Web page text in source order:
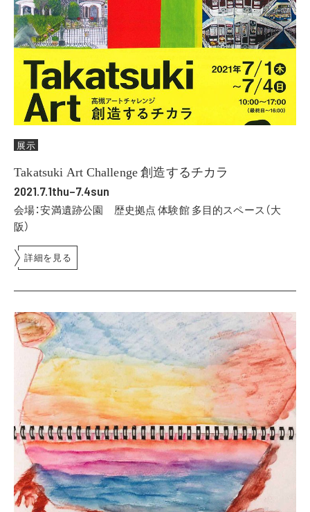
展示
Takatsuki Art Challenge 創造するチカラ
2021.7.1thu–7.4sun
会場：安満遺跡公園 歴史拠点 体験館 多目的スペース（大
阪）
詳細を見る